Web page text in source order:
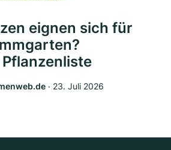
eignen sich für
‧ 23. Juli 2026